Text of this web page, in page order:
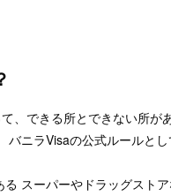
、できる所とできない所が
バニラVisaの公式ルールと
スーパーやドラッグスト